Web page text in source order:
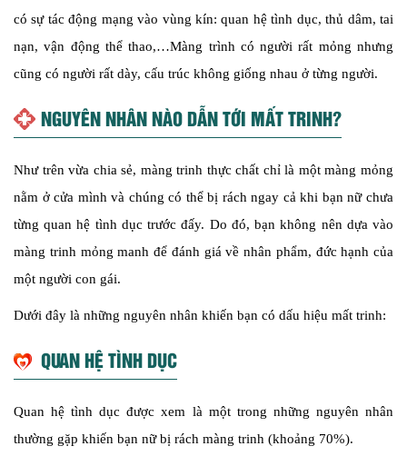
có sự tác động mạng vào vùng kín: quan hệ tình dục, thủ dâm, tai
nạn, vận động thể thao,…Màng trình có người rất mỏng nhưng
cũng có người rất dày, cấu trúc không giống nhau ở từng người.
NGUYÊN NHÂN NÀO DẪN TỚI MẤT TRINH?
Như trên vừa chia sẻ, màng trinh thực chất chỉ là một màng mỏng
nằm ở cửa mình và chúng có thể bị rách ngay cả khi bạn nữ chưa
từng quan hệ tình dục trước đấy. Do đó, bạn không nên dựa vào
màng trinh mỏng manh để đánh giá về nhân phẩm, đức hạnh của
một người con gái.
Dưới đây là những nguyên nhân khiến bạn có dấu hiệu mất trinh:
QUAN HỆ TÌNH DỤC
Quan hệ tình dục được xem là một trong những nguyên nhân
thường gặp khiến bạn nữ bị rách màng trinh (khoảng 70%).